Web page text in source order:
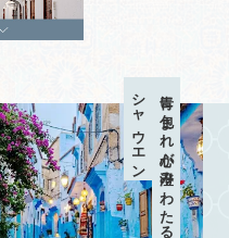
シャウエン青に包まれ心が澄みわたる街